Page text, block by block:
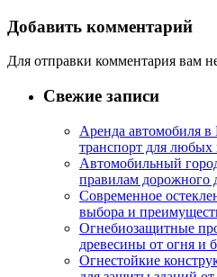
Добавить комментарий
Для отправки комментария вам
Свежие записи
Аренда автомобиля
транспорт для любых
Автомобильный
правилам дорожного
Современное
выбора и
Огнебиозащитные
древесины от огня и
Огнестойкие